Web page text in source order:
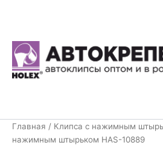
Главная / Клипса с нажимным
нажимным штырьком HAS-10889